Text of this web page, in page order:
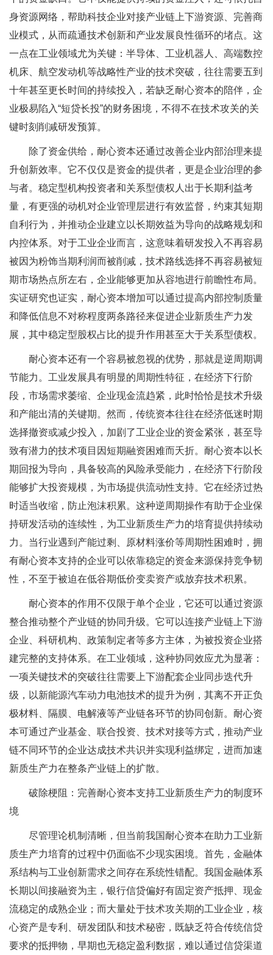
身资源网络，帮助科技企业对接产业链上下游资源、完善商
业模式，从而疏通技术创新和产业发展良性循环的堵点。这
一点在工业领域尤为关键：半导体、工业机器人、高端数控
机床、航空发动机等战略性产业的技术突破，往往需要五到
十年甚至更长时间的持续投入，若缺乏耐心资本的陪伴，企
业极易陷入“短贷长投”的财务困境，不得不在技术攻关的关
键时刻削减研发预算。
除了资金供给，耐心资本还通过改善企业内部治理来提
升创新效率。它不仅仅是资金的提供者，更是企业治理的参
与者。稳定型机构投资者和关系型债权人出于长期利益考
量，有更强的动机对企业管理层进行有效监督，约束其短期
自利行为，并推动企业建立以长期效益为导向的战略规划和
内控体系。对于工业企业而言，这意味着研发投入不再容易
被因为粉饰当期利润而被削减，技术路线选择不再容易被短
期市场热点所左右，企业能够更加从容地进行前瞻性布局。
实证研究也证实，耐心资本增加可以通过提高内部控制质量
和降低信息不对称程度两条路径来促进企业新质生产力发
展，其中稳定型股权占比的提升作用甚至大于关系型债权。
耐心资本还有一个容易被忽视的优势，那就是逆周期调
节能力。工业发展具有明显的周期性特征，在经济下行阶
段，市场需求萎缩、企业现金流趋紧，此时恰恰是技术升级
和产能出清的关键期。然而，传统资本往往在经济低迷时期
选择撤资或减少投入，加剧了工业企业的资金紧张，甚至导
致有潜力的技术项目因短期融资困难而夭折。耐心资本以长
期回报为导向，具备较高的风险承受能力，在经济下行阶段
能够扩大投资规模，为市场提供流动性支持。它在经济过热
时适当收缩，防止泡沫积累。这种逆周期操作有助于企业保
持研发活动的连续性，为工业新质生产力的培育提供持续动
力。当行业遇到产能过剩、原材料涨价等周期性困难时，拥
有耐心资本支持的企业可以依靠稳定的资金来源保持竞争韧
性，不至于被迫在低谷期低价变卖资产或放弃技术积累。
耐心资本的作用不仅限于单个企业，它还可以通过资源
整合推动整个产业链的协同升级。它可以连接产业链上下游
企业、科研机构、政策制定者等多方主体，为被投资企业搭
建完整的支持体系。在工业领域，这种协同效应尤为显著：
一项关键技术的突破往往需要上下游配套企业同步迭代升
级，以新能源汽车动力电池技术的提升为例，其离不开正负
极材料、隔膜、电解液等产业链各环节的协同创新。耐心资
本可通过产业基金、联合投资、技术对接等方式，推动产业
链不同环节的企业达成技术共识并实现利益绑定，进而加速
新质生产力在整条产业链上的扩散。
破除梗阻：完善耐心资本支持工业新质生产力的制度环
境
尽管理论机制清晰，但当前我国耐心资本在助力工业新
质生产力培育的过程中仍面临不少现实困境。首先，金融体
系结构与工业创新需求之间存在系统性错配。我国金融体系
长期以间接融资为主，银行信贷偏好有固定资产抵押、现金
流稳定的成熟企业；而大量处于技术攻关期的工业企业，核
心资产是专利、研发团队和技术秘密，既缺乏符合传统信贷
要求的抵押物，早期也无稳定盈利数据，难以通过信贷渠道